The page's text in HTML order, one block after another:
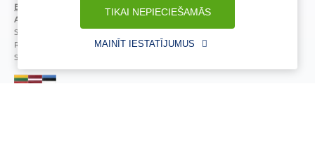
TIKAI NEPIECIEŠAMĀS
MAINĪT IESTATĪJUMUS
E-aptiekas kontakti
Aptiekas vadītāja:
Sertificēta farmaceite: Jeļena Gončarova
Reģistrācijas Nr.: F-0834
Sertifikāta Nr.: 092.2020